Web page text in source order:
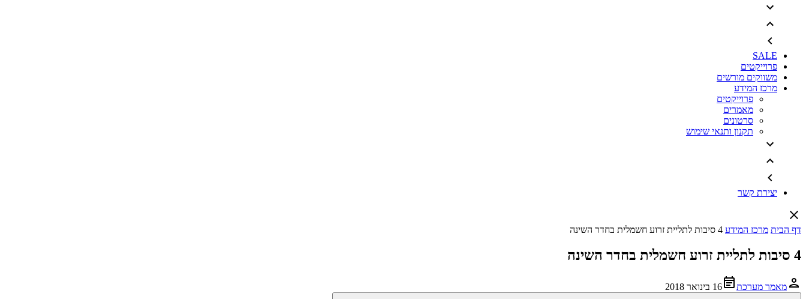
SALE
פרוייקטים
משווקים מורשים
מרכז המידע
פרוייקטים
מאמרים
סרטונים
תקנון ותנאי שימוש
יצירת קשר
דף הבית מרכז המידע 4 סיבות לתליית זרוע חשמלית בחדר השינה
4 סיבות לתליית זרוע חשמלית בחדר השינה
מאמר מערכת 16 בינואר 2018